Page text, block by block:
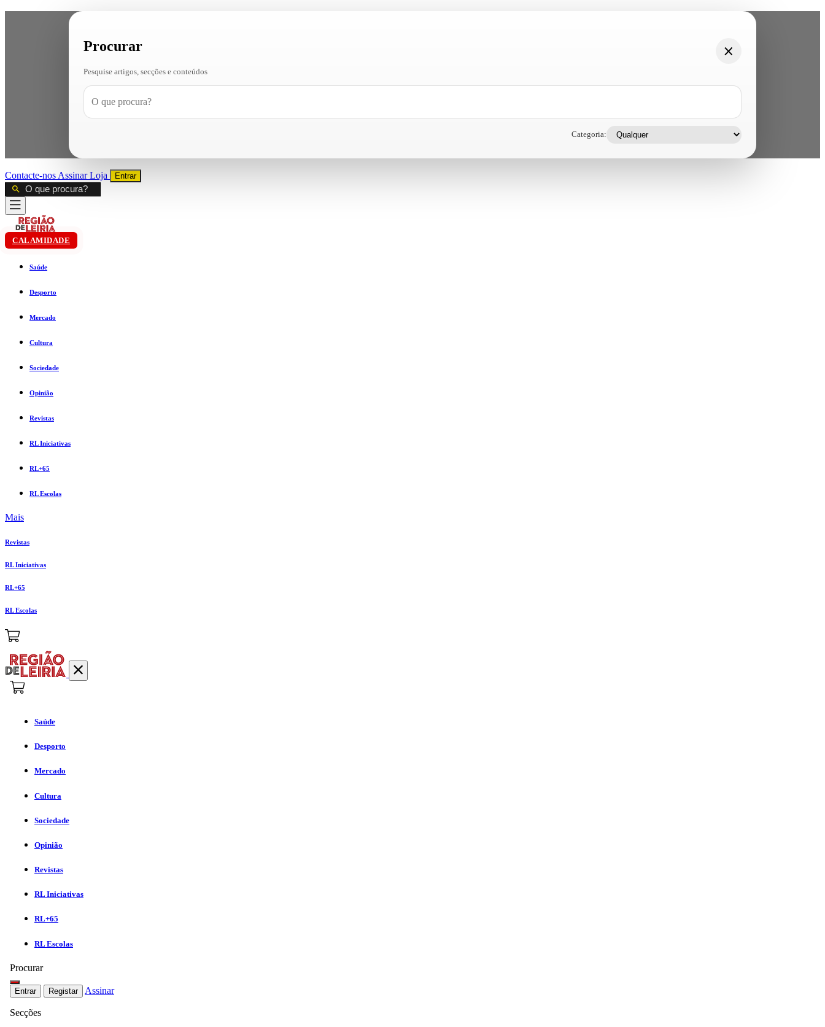
Procurar
Pesquise artigos, secções e conteúdos
Categoria:
Contacte-nos AssinarLoja Entrar
CALAMIDADE
Saúde
Desporto
Mercado
Cultura
Sociedade
Opinião
Revistas
RL Iniciativas
RL+65
RL Escolas
Mais
Revistas
RL Iniciativas
RL+65
RL Escolas
Saúde
Desporto
Mercado
Cultura
Sociedade
Opinião
Revistas
RL Iniciativas
RL+65
RL Escolas
Procurar
Entrar Registar Assinar
Secções